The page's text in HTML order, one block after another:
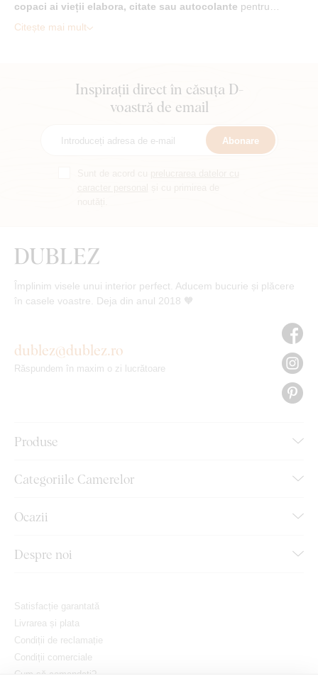
copaci ai vieții elabora, citate sau autocolante pentru…
Citește mai mult
Inspirații direct în căsuța D-
voastră de email
Abonare
Împlinim visele unui interior perfect. Aducem bucurie și plăcere
în casele voastre. Deja din anul 2018 🧡
Produse
Categoriile Camerelor
Ocazii
Despre noi
dublez@dublez.ro
Răspundem în maxim o zi lucrătoare
Satisfacție garantată
Livrarea și plata
Condiții de reclamație
Condiții comerciale